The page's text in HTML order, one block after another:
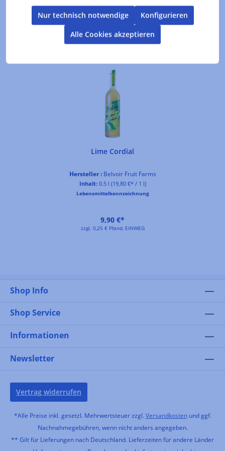
Produktgalerie überspringen
Kunden kauften auch
Lime Cordial
Hersteller :Belvoir Fruit Farms
Inhalt: 0.5 l (19,80 €* / 1 l)
Lebensmittelkennzeichnung
9,90 €*
zzgl. 0,25 € Pfand, EINWEG
Shop Info
Shop Service
Informationen
Newsletter
Vertrag widerrufen
*Alle Preise inkl. gesetzl. Mehrwertsteuer zzgl. Versandkostenund ggf.
Nachnahmegebühren, wenn nicht anders angegeben.
** Gilt für Lieferungen nach Deutschland. Lieferzeiten für andere Länder
Nur technisch notwendige
Konfigurieren
Alle Cookies akzeptieren